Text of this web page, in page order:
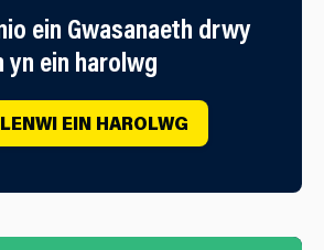
ein Gwasanaeth drwy
ein harolwg
EIN HAROLWG